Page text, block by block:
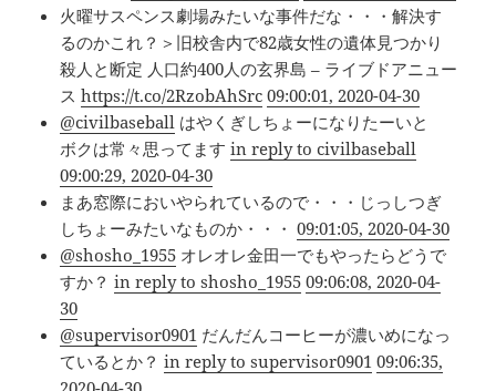
火曜サスペンス劇場みたいな事件だな・・・解決す
るのかこれ？＞旧校舎内で82歳女性の遺体見つかり
殺人と断定 人口約400人の玄界島 – ライブドアニュー
スhttps://t.co/2RzobAhSrc 09:00:01, 2020-04-30
@civilbaseball はやくぎしちょーになりたーいと
ボクは常々思ってますin reply to civilbaseball
09:00:29, 2020-04-30
まあ窓際においやられているので・・・じっしつぎ
しちょーみたいなものか・・・09:01:05, 2020-04-30
@shosho_1955 オレオレ金田一でもやったらどうで
すか？in reply to shosho_1955 09:06:08, 2020-04-
30
@supervisor0901 だんだんコーヒーが濃いめになっ
ているとか？in reply to supervisor0901 09:06:35,